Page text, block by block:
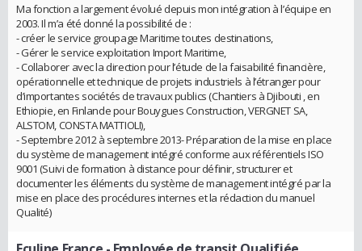
Ma fonction a largement évolué depuis mon intégration à l’équipe en
2003. Il m’a été donné la possibilité de :
- créer le service groupage Maritime toutes destinations,
- Gérer le service exploitation Import Maritime,
- Collaborer avec la direction pour l’étude de la faisabilité financière,
opérationnelle et technique de projets industriels à l’étranger pour
d’importantes sociétés de travaux publics (Chantiers à Djibouti , en
Ethiopie, en Finlande pour Bouygues Construction, VERGNET SA,
ALSTOM, CONSTA MATTIOLI),
- Septembre 2012 à septembre 2013- Préparation de la mise en place
du système de management intégré conforme aux référentiels ISO
9001 (Suivi de formation à distance pour définir, structurer et
documenter les éléments du système de management intégré par la
mise en place des procédures internes et la rédaction du manuel
Qualité)